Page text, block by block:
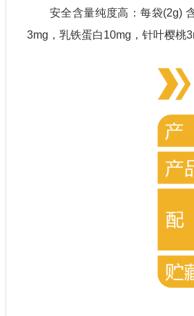
安全含量纯度高：每袋(2g) 含
3mg，乳铁蛋白10mg，针叶樱桃